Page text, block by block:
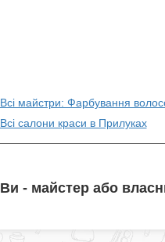
Всі майстри: Фарбування
Всі салони краси в Прилуках
Ви - майстер або